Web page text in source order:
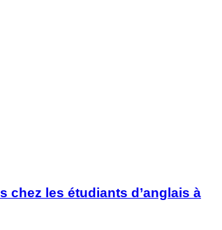
chez les étudiants d’anglais à